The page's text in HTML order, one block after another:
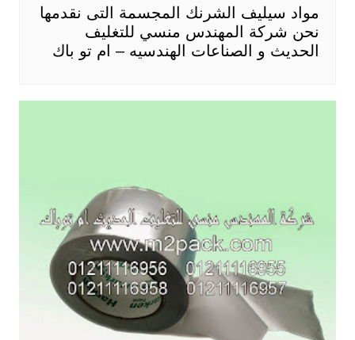
مواد سيليف الشرنك المجسمة التى نقدمها
نحن شركة المهندس منسي للتغليف
الحديث و الصناعات الهندسيه – ام تو باك